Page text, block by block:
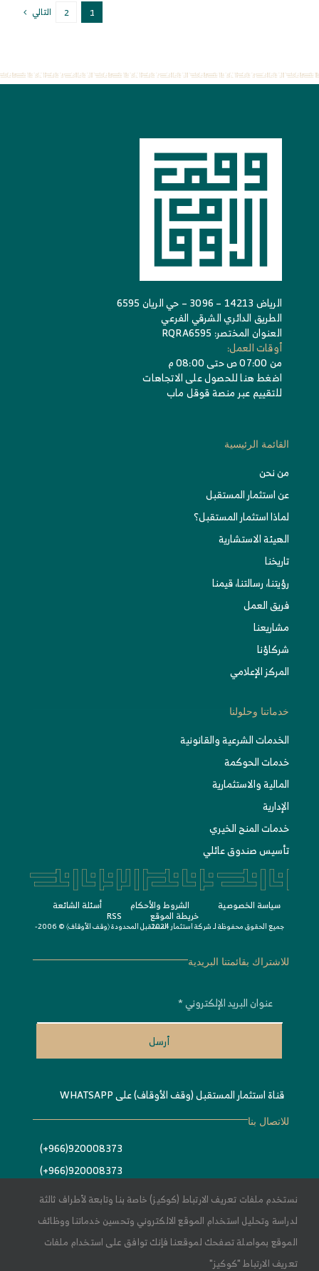
1
2 التالي
الرياض 14213 – 3096 – حي الريان 6595
الطريق الدائري الشرقي الفرعي
العنوان المختصر: RQRA6595
أوقات العمل:
من 07:00 ص حتى 08:00 م
اضغط هنا للحصول على الاتجاهات
للتقييم عبر منصة قوقل ماب
القائمة الرئيسية
من نحن
عن استثمار المستقبل
لماذا استثمار المستقبل؟
الهيئة الاستشارية
تاريخنا
رؤيتنا، رسالتنا، قيمنا
فريق العمل
مشاريعنا
شركاؤنا
المركز الإعلامي
خدماتنا وحلولنا
الخدمات الشرعية والقانونية
خدمات الحوكمة
المالية والاستثمارية
الإدارية
خدمات المنح الخيري
تأسيس صندوق عائلي
للاشتراك بقائمتنا البريدية
أرسل
قناة استثمار المستقبل (وقف الأوقاف) على WHATSAPP
للاتصال بنا
920008373(966+)
920008373(966+)
Info@estithmar.org.sa
سياسة الخصوصية الشروط واﻷحكام أسئلة الشائعة
خريطة الموقع RSS
جميع الحقوق محفوظة لـشركة استثمار المستقبل المحدودة 〈وقف الأوقاف〉 © 2006-2024
نستخدم ملفات تعريف الارتباط (كوكيز) خاصة بنا وتابعة لأطراف ثالثة
لدراسة وتحليل استخدام الموقع الالكتروني وتحسين خدماتنا ووظائف
الموقع بمواصلة تصفحك لموقعنا فإنك توافق على استخدام ملفات
تعريف الارتباط "كوكيز"